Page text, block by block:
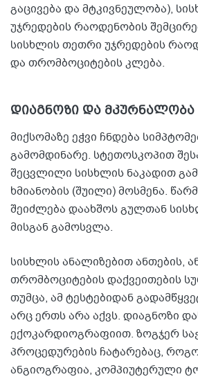
გაცივება და მტკივნეულობა),
უჯრედების რაოდენობის
სისხლის თეთრი უჯრედების
და თრომბოციტების კლება.
დიაგნოზი და მკურნალობა
მიქსომაზე ეჭვი ჩნდება
გამომდინარე. სტეთოსკოპით
შეცვლილი სისხლის ნაკადით
ხმიანობის (შუილი) მოსმენა.
შეიძლება დაახშოს გულთან
მისგან გამოსვლა.
სისხლის ანალიზებით ანთების,
თრომბოციტების დაქვეითების
თუმცა, ამ ტესტებიდან
არც ერთს არა აქვს. დიაგნოზი
ექოკარდიოგრაფიით. ზოგჯერ
პროცედურების ჩატარებაც,
ანგიოგრაფია, კომპიუტერული